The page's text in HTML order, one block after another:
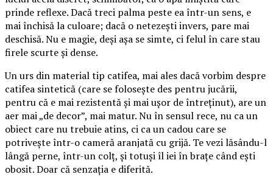
prinde reflexe. Dacă treci palma peste ea într-un sens, e
mai închisă la culoare; dacă o netezești invers, pare mai
deschisă. Nu e magie, deși așa se simte, ci felul în care stau
firele scurte și dense.
Un urs din material tip catifea, mai ales dacă vorbim despre
catifea sintetică (care se folosește des pentru jucării,
pentru că e mai rezistentă și mai ușor de întreținut), are un
aer mai „de decor”, mai matur. Nu în sensul rece, nu ca un
obiect care nu trebuie atins, ci ca un cadou care se
potrivește într-o cameră aranjată cu grijă. Te vezi lăsându-l
lângă perne, într-un colț, și totuși îl iei în brațe când ești
obosit. Doar că senzația e diferită.